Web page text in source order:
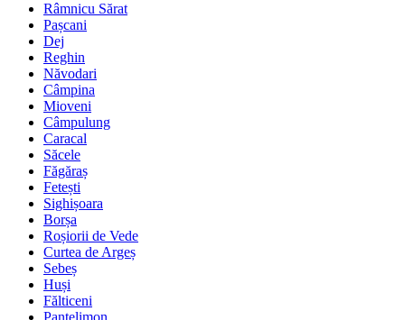
Râmnicu Sărat
Pașcani
Dej
Reghin
Năvodari
Câmpina
Mioveni
Câmpulung
Caracal
Săcele
Făgăraș
Fetești
Sighișoara
Borșa
Roșiorii de Vede
Curtea de Argeș
Sebeș
Huși
Fălticeni